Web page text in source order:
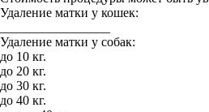
Удаление матки у кошек:
Удаление матки у собак:
до 10 кг.
до 20 кг.
до 30 кг.
до 40 кг.